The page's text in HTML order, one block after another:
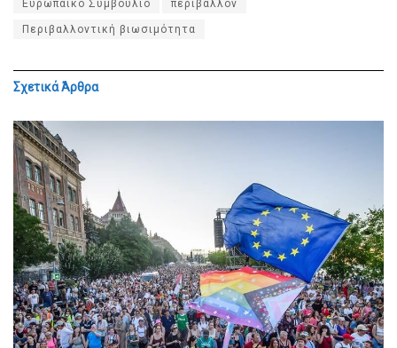
Ευρωπαϊκό Συμβούλιο περιβάλλον
Περιβαλλοντική βιωσιμότητα
ΣχετικάΆρθρα